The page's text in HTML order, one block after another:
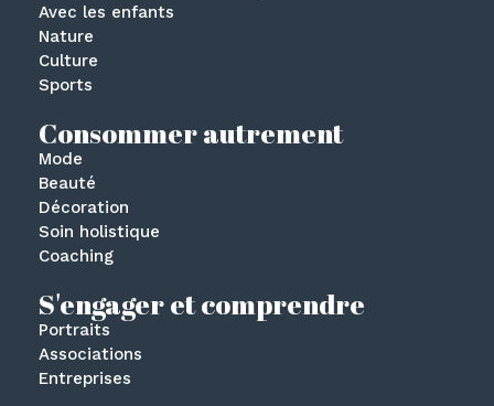
Avec les enfants
Nature
Culture
Sports
Consommer autrement
Mode
Beauté
Décoration
Soin holistique
Coaching
S'engager et comprendre
Portraits
Associations
Entreprises